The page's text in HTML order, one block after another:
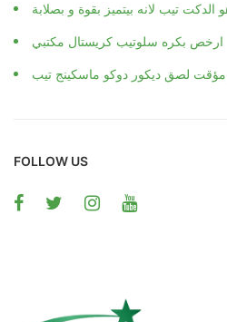
الدكت تيب لانه بيتميز بقوة و بصلابة
ارخص بكره سلوتيب كريستال مكتبي
FOLLOW US